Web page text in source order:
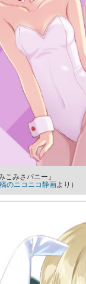
こみさバニー』
のニコニコ静画より）